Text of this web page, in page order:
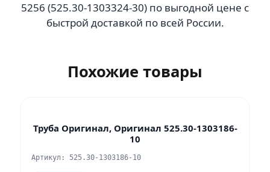
5256 (525.30-1303324-30) по выгодной цене с
быстрой доставкой по всей России.
Похожие товары
Труба Оригинал, Оригинал 525.30-1303186-
10
Артикул: 525.30-1303186-10